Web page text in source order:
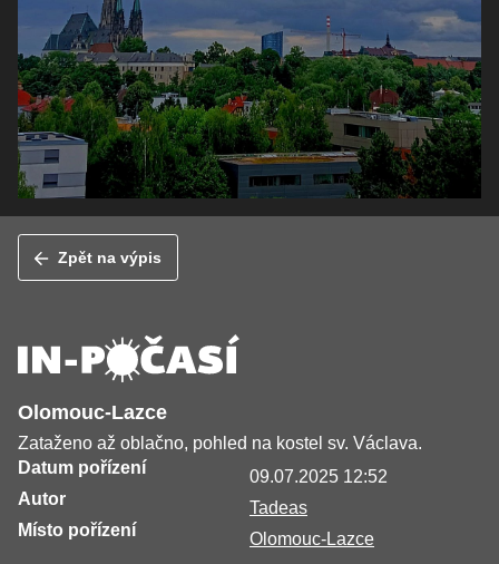
Zpět na výpis
Olomouc-Lazce
Zataženo až oblačno, pohled na kostel sv. Václava.
Datum pořízení
09.07.2025 12:52
Autor
Tadeas
Místo pořízení
Olomouc-Lazce